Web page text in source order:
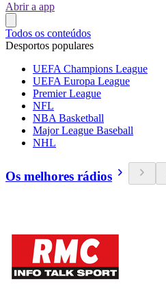
Abrir a app
Todos os conteúdos
Desportos populares
UEFA Champions League
UEFA Europa League
Premier League
NFL
NBA Basketball
Major League Baseball
NHL
Os melhores rádios